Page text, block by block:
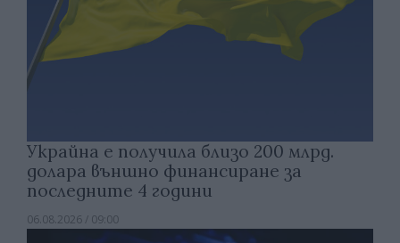
Украйна е получила близо 200 млрд.
долара външно финансиране за
последните 4 години
06.08.2026 / 09:00